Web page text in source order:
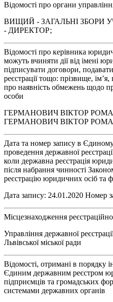
Відомості про органи
ВИЩИЙ - ЗАГАЛЬНІ ЗБОРИ
- ДИРЕКТОР;
Відомості про керівника
можуть вчиняти дії від імені
підписувати договори,
реєстрації тощо: прізвище, ім’я,
про наявність обмежень щодо
особи
ГЕРМАНОВИЧ ВІКТОР
ГЕРМАНОВИЧ ВІКТОР
Дата та номер запису в
проведення державної
коли державна реєстрація
після набрання чинності
реєстрацію юридичних осіб та
Дата запису: 24.01.2020 Номер
Місцезнаходження
Управління державної
Львівської міської ради
Відомості, отримані в порядку
Єдиним державним реєстром
підприємців та громадських
системами державних органів